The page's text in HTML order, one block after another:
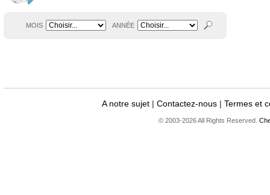
MOIS ANNÉE
A notre sujet |Contactez-nous |Termes et
© 2003-2026 All Rights Reserved.